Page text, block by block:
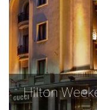
Hilton